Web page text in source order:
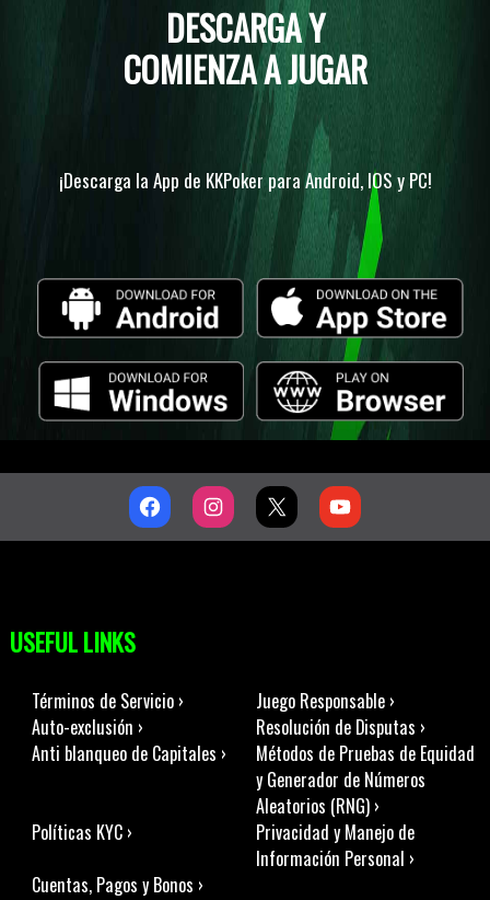
DESCARGA Y
COMIENZA A JUGAR
¡Descarga la App de KKPoker para Android, IOS y PC!
USEFUL LINKS
Términos de Servicio ›
Juego Responsable ›
Auto-exclusión ›
Resolución de Disputas ›
Anti blanqueo de Capitales ›
Métodos de Pruebas de Equidad
y Generador de Números
Aleatorios (RNG) ›
Políticas KYC ›
Privacidad y Manejo de
Información Personal ›
Cuentas, Pagos y Bonos ›